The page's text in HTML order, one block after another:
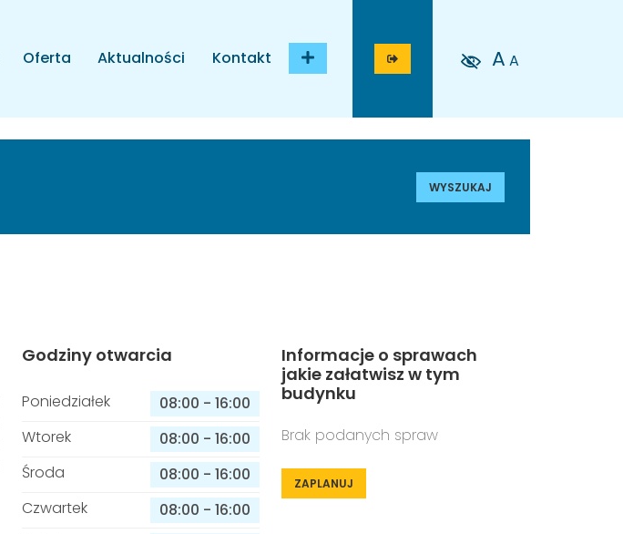
Oferta Aktualności Kontakt A A
WYSZUKAJ
Godziny otwarcia
Poniedziałek 08:00 - 16:00
Wtorek
08:00 - 16:00
Środa
08:00 - 16:00
Czwartek
08:00 - 16:00
Informacje o sprawach
jakie załatwisz w tym
budynku
Brak podanych spraw
ZAPLANUJ